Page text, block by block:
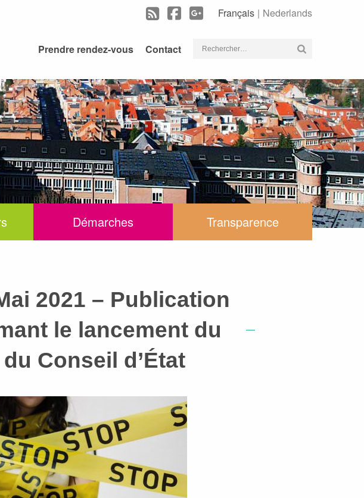
Français Nederlands
Prendre rendez-vous Contact Rechercher :
Démarches Transparence
2021 – Publication
le lancement du
Conseil d’État